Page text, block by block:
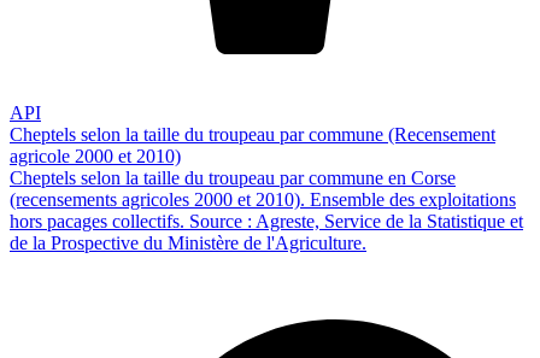
API
Cheptels selon la taille du troupeau par commune (Recensement
agricole 2000 et 2010)
Cheptels selon la taille du troupeau par commune en Corse
(recensements agricoles 2000 et 2010). Ensemble des exploitations
hors pacages collectifs. Source : Agreste, Service de la Statistique et
de la Prospective du Ministère de l'Agriculture.